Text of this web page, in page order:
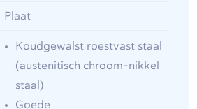
Plaat
Koudgewalst roestvast staal
(austenitisch chroom-nikkel
staal)
Goede